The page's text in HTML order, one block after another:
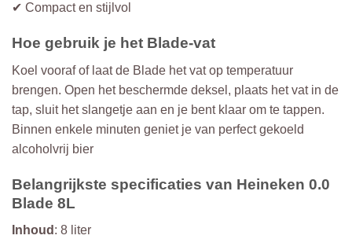
✔ Compact en stijlvol
Hoe gebruik je het Blade-vat
Koel vooraf of laat de Blade het vat op temperatuur
brengen. Open het beschermde deksel, plaats het vat in de
tap, sluit het slangetje aan en je bent klaar om te tappen.
Binnen enkele minuten geniet je van perfect gekoeld
alcoholvrij bier
Belangrijkste specificaties van Heineken 0.0
Blade 8L
Inhoud : 8 liter